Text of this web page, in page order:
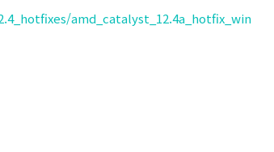
amd_catalyst_12.4a_hotfix_win